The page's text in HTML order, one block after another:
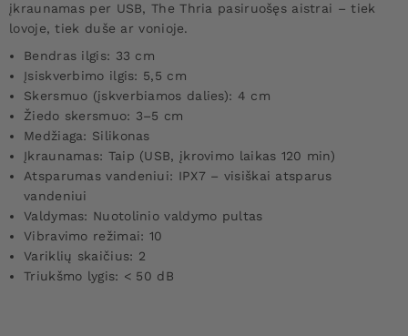
įkraunamas per USB, The Thria pasiruošęs aistrai – tiek
lovoje, tiek duše ar vonioje.
Bendras ilgis: 33 cm
Įsiskverbimo ilgis: 5,5 cm
Skersmuo (įskverbiamos dalies): 4 cm
Žiedo skersmuo: 3–5 cm
Medžiaga: Silikonas
Įkraunamas: Taip (USB, įkrovimo laikas 120 min)
Atsparumas vandeniui: IPX7 – visiškai atsparus
vandeniui
Valdymas: Nuotolinio valdymo pultas
Vibravimo režimai: 10
Variklių skaičius: 2
Triukšmo lygis: < 50 dB